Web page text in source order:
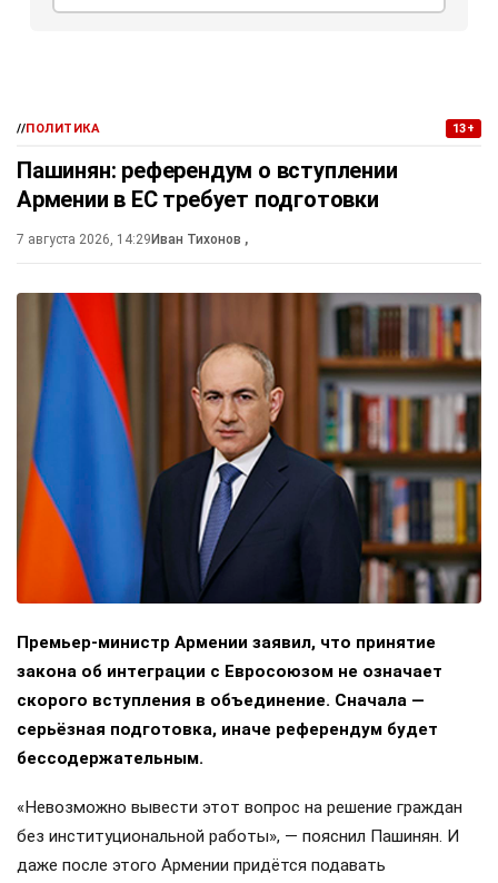
//ПОЛИТИКА 13+
Пашинян: референдум о вступлении
Армении в ЕС требует подготовки
7 августа 2026, 14:29 Иван Тихонов ,
Премьер-министр Армении заявил, что принятие
закона об интеграции с Евросоюзом не означает
скорого вступления в объединение. Сначала —
серьёзная подготовка, иначе референдум будет
бессодержательным.
«Невозможно вывести этот вопрос на решение граждан
без институциональной работы», — пояснил Пашинян. И
даже после этого Армении придётся подавать